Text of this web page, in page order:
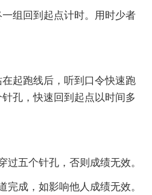
组回到起点计时。用时少者
起跑线后，听到口令快速跑
孔，快速回到起点以时间多
过五个针孔，否则成绩无效。
完成，如影响他人成绩无效。